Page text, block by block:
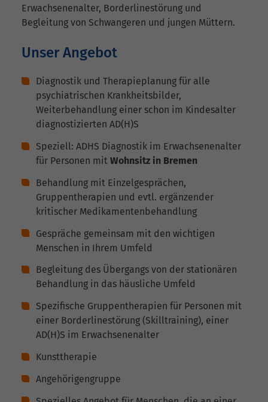
Erwachsenenalter, Borderlinestörung und
Begleitung von Schwangeren und jungen Müttern.
Unser Angebot
Diagnostik und Therapieplanung für alle
psychiatrischen Krankheitsbilder,
Weiterbehandlung einer schon im Kindesalter
diagnostizierten AD(H)S
Speziell: ADHS Diagnostik im Erwachsenenalter
für Personen mit Wohnsitz in Bremen
Behandlung mit Einzelgesprächen,
Gruppentherapien und evtl. ergänzender
kritischer Medikamentenbehandlung
Gespräche gemeinsam mit den wichtigen
Menschen in Ihrem Umfeld
Begleitung des Übergangs von der stationären
Behandlung in das häusliche Umfeld
Spezifische Gruppentherapien für Personen mit
einer Borderlinestörung (Skilltraining), einer
AD(H)S im Erwachsenenalter
Kunsttherapie
Angehörigengruppe